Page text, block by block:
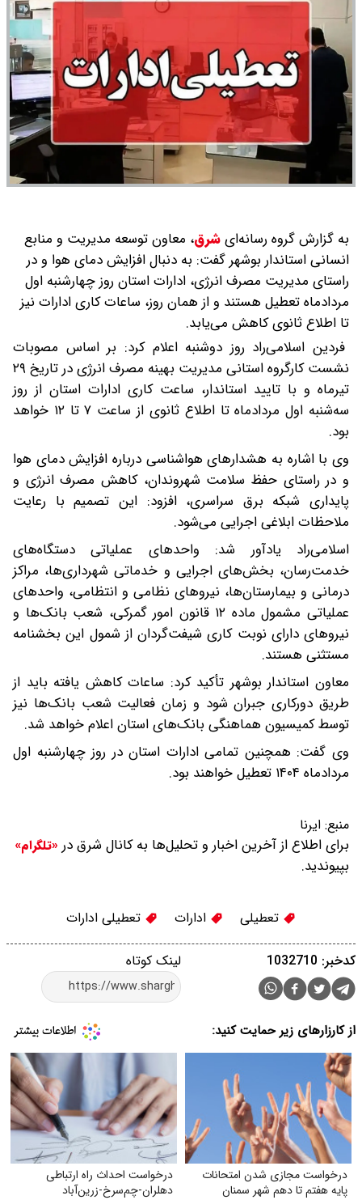
به گزارش گروه رسانه‌ایشرق، معاون توسعه مدیریت و منابع
انسانی استاندار بوشهر گفت: به دنبال افزایش دمای هوا و در
راستای مدیریت مصرف انرژی، ادارات استان روز چهارشنبه اول
مردادماه تعطیل هستند و از همان روز، ساعات کاری ادارات نیز
تا اطلاع ثانوی کاهش می‌یابد.
فردین اسلامی‌راد روز دوشنبه اعلام کرد: بر اساس مصوبات
نشست کارگروه استانی مدیریت بهینه مصرف انرژی در تاریخ ۲۹
تیرماه و با تایید استاندار، ساعت کاری ادارات استان از روز
سه‌شنبه اول مردادماه تا اطلاع ثانوی از ساعت ۷ تا ۱۲ خواهد
بود.
وی با اشاره به هشدارهای هواشناسی درباره افزایش دمای هوا
و در راستای حفظ سلامت شهروندان، کاهش مصرف انرژی و
پایداری شبکه برق سراسری، افزود: این تصمیم با رعایت
ملاحظات ابلاغی اجرایی می‌شود.
اسلامی‌راد یادآور شد: واحدهای عملیاتی دستگاه‌های
خدمت‌رسان، بخش‌های اجرایی و خدماتی شهرداری‌ها، مراکز
درمانی و بیمارستان‌ها، نیروهای نظامی و انتظامی، واحدهای
عملیاتی مشمول ماده ۱۲ قانون امور گمرکی، شعب بانک‌ها و
نیروهای دارای نوبت کاری شیفت‌گردان از شمول این بخشنامه
مستثنی هستند.
معاون استاندار بوشهر تأکید کرد: ساعات کاهش یافته باید از
طریق دورکاری جبران شود و زمان فعالیت شعب بانک‌ها نیز
توسط کمیسیون هماهنگی بانک‌های استان اعلام خواهد شد.
وی گفت: همچنین تمامی ادارات استان در روز چهارشنبه اول
مردادماه ۱۴۰۴ تعطیل خواهند بود.
منبع: ایرنا
برای اطلاع از آخرین اخبار و تحلیل‌ها به کانال شرق در «تلگرام»
بپیوندید.
تعطیلی ادارات تعطیلی ادارات
لینک کوتاه کدخبر: 1032710
از کارزارهای زیر حمایت کنید:
درخواست مجازی شدن امتحانات
پایه هفتم تا دهم شهر سمنان
درخواست احداث راه ارتباطی
دهلران-چم‌سرخ-زرین‌آباد